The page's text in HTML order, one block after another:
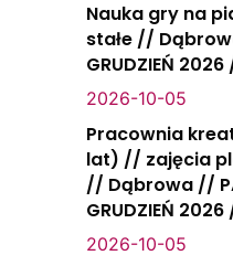
Nauka gry na
stałe //
GRUDZIEŃ 2026
2026-10-05
Pracownia
lat) // zajęcia
// Dąbrowa //
GRUDZIEŃ 2026
2026-10-05